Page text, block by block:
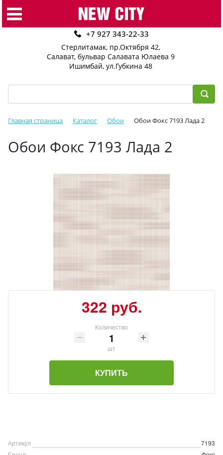
+7 927 343-22-33
Стерлитамак, пр.Октября 42,
Салават, бульвар Салавата Юлаева 9
Ишимбай, ул.Губкина 48
Главная страница Каталог Обои Обои Фокс 7193 Лада 2
Обои Фокс 7193 Лада 2
322 руб.
Количество
шт
КУПИТЬ
Артикул
7193